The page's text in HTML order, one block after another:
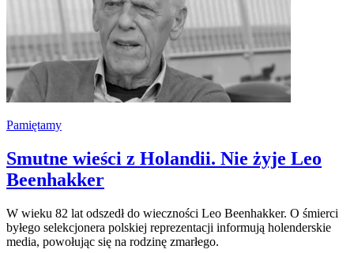
Pamiętamy
Smutne wieści z Holandii. Nie żyje Leo
Beenhakker
W wieku 82 lat odszedł do wieczności Leo Beenhakker. O śmierci
byłego selekcjonera polskiej reprezentacji informują holenderskie
media, powołując się na rodzinę zmarłego.